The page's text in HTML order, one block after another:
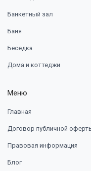
Банкетный зал
Баня
Беседка
Дома и коттеджи
Меню
Главная
Договор публичной
Правовая информация
Блог